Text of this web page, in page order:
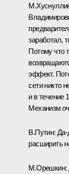
заработал,
Потому что
эффект.
сети никто
и в течение
Механизм
В.Путин: Да-
расширить
М.Орешкин: